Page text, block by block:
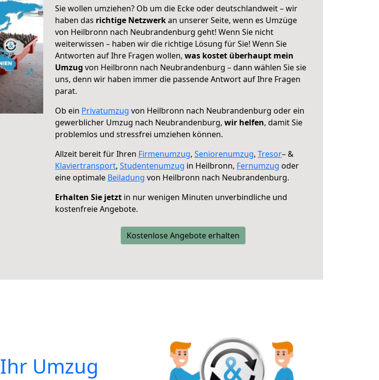
Sie wollen umziehen? Ob um die Ecke oder deutschlandweit – wir
haben das richtige Netzwerkan unserer Seite, wenn es Umzüge
von Heilbronn nach Neubrandenburg geht! Wenn Sie nicht
weiterwissen – haben wir die richtige Lösung für Sie! Wenn Sie
Antworten auf Ihre Fragen wollen, was kostet überhaupt mein
Umzug von Heilbronn nach Neubrandenburg – dann wählen Sie sie
uns, denn wir haben immer die passende Antwort auf Ihre Fragen
parat.
Ob ein Privatumzug von Heilbronn nach Neubrandenburg oder ein
gewerblicher Umzug nach Neubrandenburg, wir helfen, damit Sie
problemlos und stressfrei umziehen können.
Allzeit bereit für Ihren Firmenumzug, Seniorenumzug, Tresor– &
Klaviertransport, Studentenumzug in Heilbronn, Fernumzug oder
eine optimale Beiladung von Heilbronn nach Neubrandenburg.
Erhalten Sie jetzt in nur wenigen Minuten unverbindliche und
kostenfreie Angebote.
Kostenlose Angebote erhalten
Ihr Umzug